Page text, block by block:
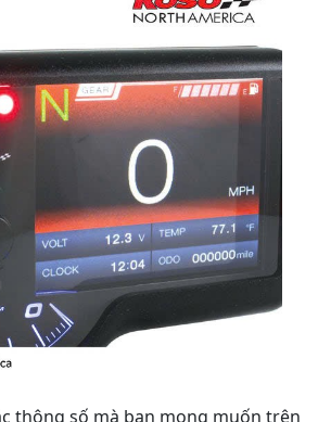
thông số mà bạn mong muốn trên